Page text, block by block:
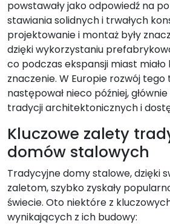
powstawały jako odpowiedź na
stawiania solidnych i trwałych
projektowanie i montaż były
dzięki wykorzystaniu
co podczas ekspansji miast miało
znaczenie. W Europie rozwój
następował nieco później,
tradycji architektonicznych i
Kluczowe zalety
domów stalowych
Tradycyjne domy stalowe, dzięki
zaletom, szybko zyskały
świecie. Oto niektóre z
wynikających z ich budowy: